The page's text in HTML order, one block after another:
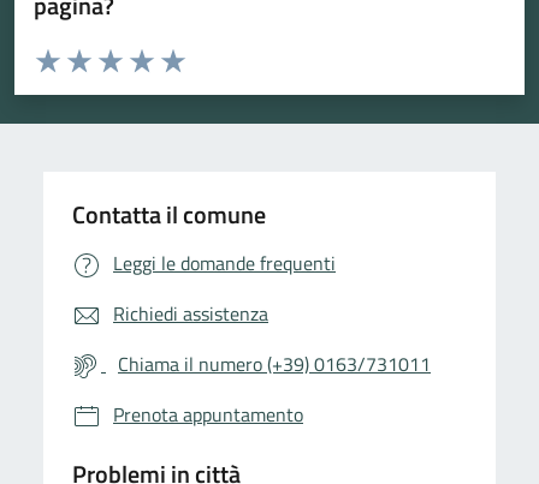
Valuta da 1 a 5 stelle la pagina
Valuta 5 stelle su 5
Valuta 4 stelle su 5
Valuta 3 stelle su 5
Valuta 2 stelle su 5
Valuta 1 stelle su 5
Contatta il comune
Leggi le domande frequenti
Richiedi assistenza
Chiama il numero (+39) 0163/731011
Prenota appuntamento
Problemi in città